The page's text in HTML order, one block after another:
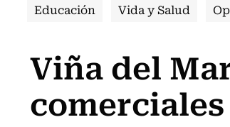
Educación Vida y Salud
Viña del